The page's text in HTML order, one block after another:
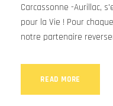
Carcassonne -Aurillac,
pour la Vie ! Pour
notre partenaire
READ MORE